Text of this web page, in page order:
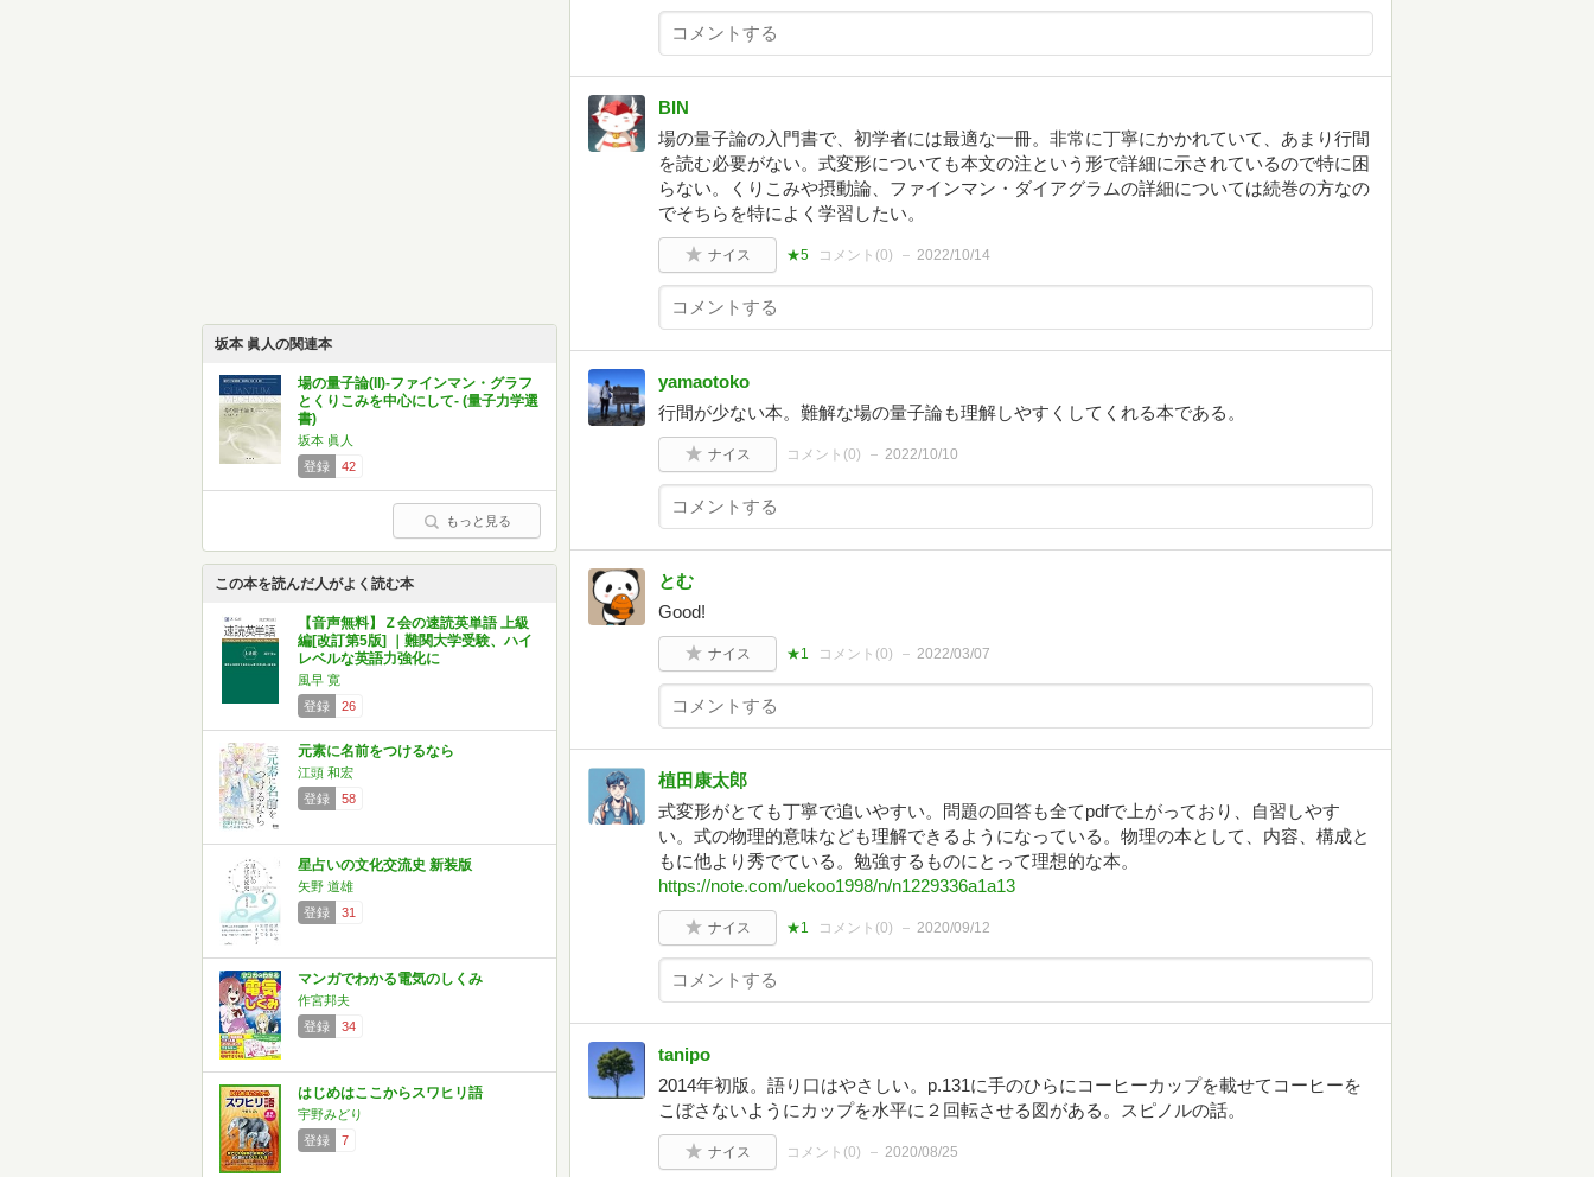
坂本 眞人の関連本
場の量子論(II)-ファインマン・グラフ
とくりこみを中心にして- (量子力学選
書)
坂本 眞人
登録
42
もっと見る
この本を読んだ人がよく読む本
【音声無料】Ｚ会の速読英単語 上級
編[改訂第5版] ｜難関大学受験、ハイ
レベルな英語力強化に
風早 寛
登録
26
元素に名前をつけるなら
江頭 和宏
登録
58
星占いの文化交流史 新装版
矢野 道雄
登録
31
マンガでわかる電気のしくみ
作宮邦夫
登録
34
はじめはここからスワヒリ語
宇野みどり
登録
7
BIN
場の量子論の入門書で、初学者には最適な一冊。非常に丁寧にかかれていて、あまり行間
を読む必要がない。式変形についても本文の注という形で詳細に示されているので特に困
らない。くりこみや摂動論、ファインマン・ダイアグラムの詳細については続巻の方なの
でそちらを特によく学習したい。
ナイス ★5 コメント(0) 2022/10/14
yamaotoko
行間が少ない本。難解な場の量子論も理解しやすくしてくれる本である。
ナイス コメント(0) 2022/10/10
とむ
Good!
ナイス ★1 コメント(0) 2022/03/07
植田康太郎
式変形がとても丁寧で追いやすい。問題の回答も全てpdfで上がっており、自習しやす
い。式の物理的意味なども理解できるようになっている。物理の本として、内容、構成と
もに他より秀でている。勉強するものにとって理想的な本。
https://note.com/uekoo1998/n/n1229336a1a13
ナイス ★1 コメント(0) 2020/09/12
tanipo
2014年初版。語り口はやさしい。p.131に手のひらにコーヒーカップを載せてコーヒーを
こぼさないようにカップを水平に２回転させる図がある。スピノルの話。
ナイス コメント(0) 2020/08/25